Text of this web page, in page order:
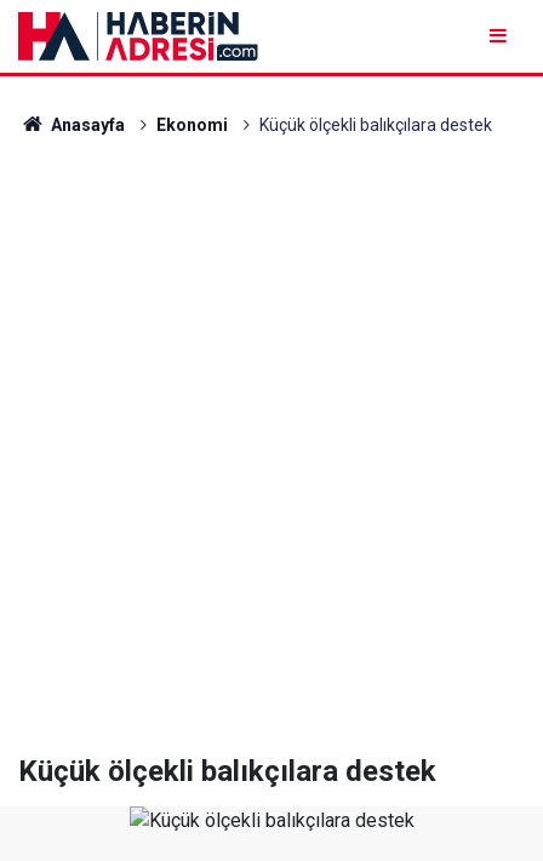
Anasayfa Ekonomi Küçük ölçekli balıkçılara destek
Küçük ölçekli balıkçılara destek